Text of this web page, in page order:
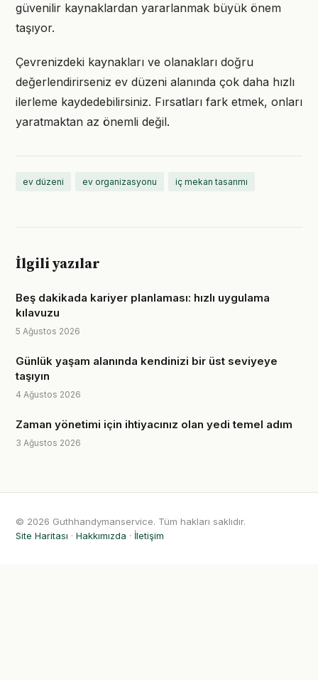
güvenilir kaynaklardan yararlanmak büyük önem
taşıyor.
Çevrenizdeki kaynakları ve olanakları doğru
değerlendirirseniz ev düzeni alanında çok daha hızlı
ilerleme kaydedebilirsiniz. Fırsatları fark etmek, onları
yaratmaktan az önemli değil.
ev düzeni ev organizasyonu iç mekan tasarımı
İlgili yazılar
Beş dakikada kariyer planlaması: hızlı uygulama
kılavuzu
5 Ağustos 2026
Günlük yaşam alanında kendinizi bir üst seviyeye
taşıyın
4 Ağustos 2026
Zaman yönetimi için ihtiyacınız olan yedi temel adım
3 Ağustos 2026
© 2026 Guthhandymanservice. Tüm hakları saklıdır.
Site Haritası · Hakkımızda · İletişim